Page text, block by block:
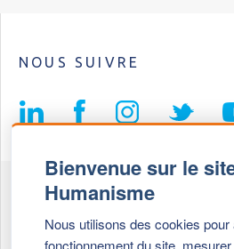
Bienvenue sur le
Humanisme
Nous utilisons des cookies
fonctionnement du site,
NOUS SUIVRE